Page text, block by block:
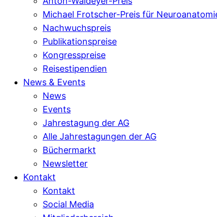
Michael Frotscher-Preis für
Nachwuchspreis
Publikationspreise
Kongresspreise
Reisestipendien
News & Events
News
Events
Jahrestagung der AG
Alle Jahrestagungen der AG
Büchermarkt
Newsletter
Kontakt
Kontakt
Social Media